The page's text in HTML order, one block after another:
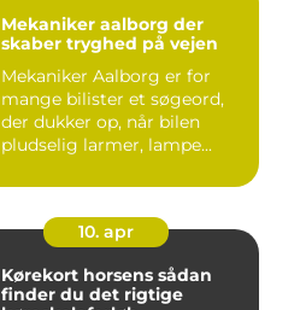
Mekaniker aalborg der
skaber tryghed på vejen
Mekaniker Aalborg er for
mange bilister et søgeord,
der dukker op, når bilen
pludselig larmer, lampe...
10. apr
Kørekort horsens sådan
finder du det rigtige